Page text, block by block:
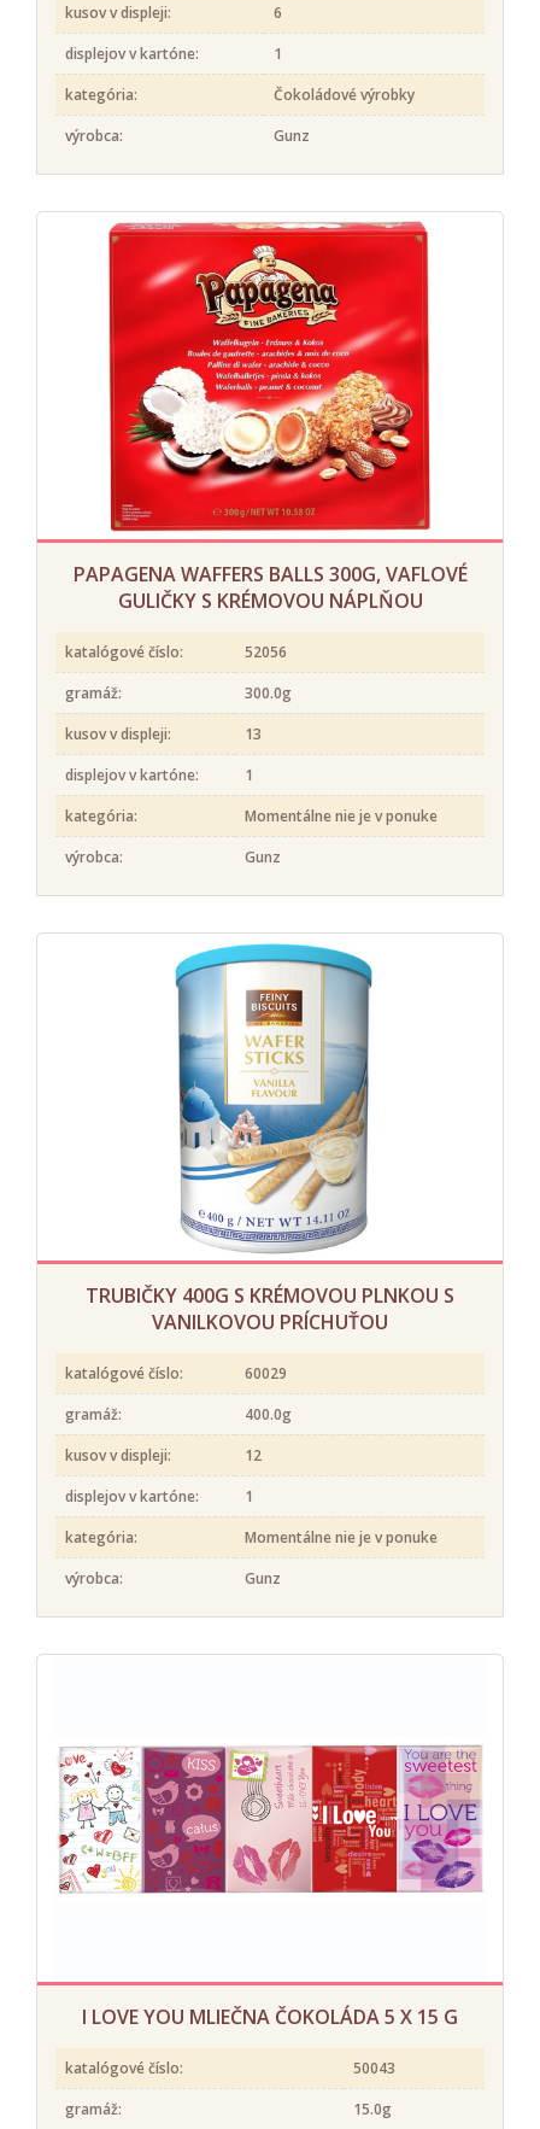
kusov v displeji:
6
displejov v kartóne:
1
kategória:
Čokoládové výrobky
výrobca:
Gunz
PAPAGENA WAFFERS BALLS 300G, VAFLOVÉ
GULIČKY S KRÉMOVOU NÁPLŇOU
katalógové číslo:
52056
gramáž:
300.0g
kusov v displeji:
13
displejov v kartóne:
1
kategória:
Momentálne nie je v ponuke
výrobca:
Gunz
TRUBIČKY 400G S KRÉMOVOU PLNKOU S
VANILKOVOU PRÍCHUŤOU
katalógové číslo:
60029
gramáž:
400.0g
kusov v displeji:
12
displejov v kartóne:
1
kategória:
Momentálne nie je v ponuke
výrobca:
Gunz
I LOVE YOU MLIEČNA ČOKOLÁDA 5 X 15 G
katalógové číslo:
50043
gramáž:
15.0g